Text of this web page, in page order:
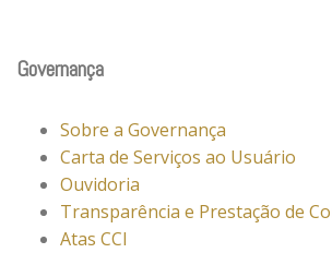
Governança
Sobre a Governança
Carta de Serviços ao Usuário
Ouvidoria
Transparência e Prestação de
Atas CCI